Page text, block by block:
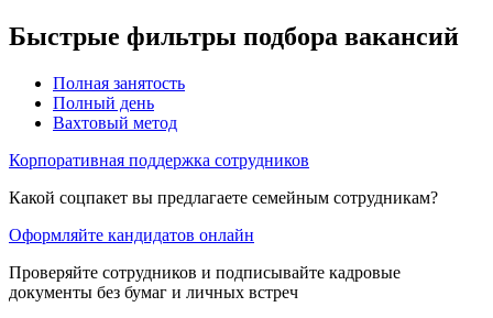
Быстрые фильтры подбора вакансий
Полная занятость
Полный день
Вахтовый метод
Корпоративная поддержка сотрудников
Какой соцпакет вы предлагаете семейным сотрудникам?
Оформляйте кандидатов онлайн
Проверяйте сотрудников и подписывайте кадровые
документы без бумаг и личных встреч